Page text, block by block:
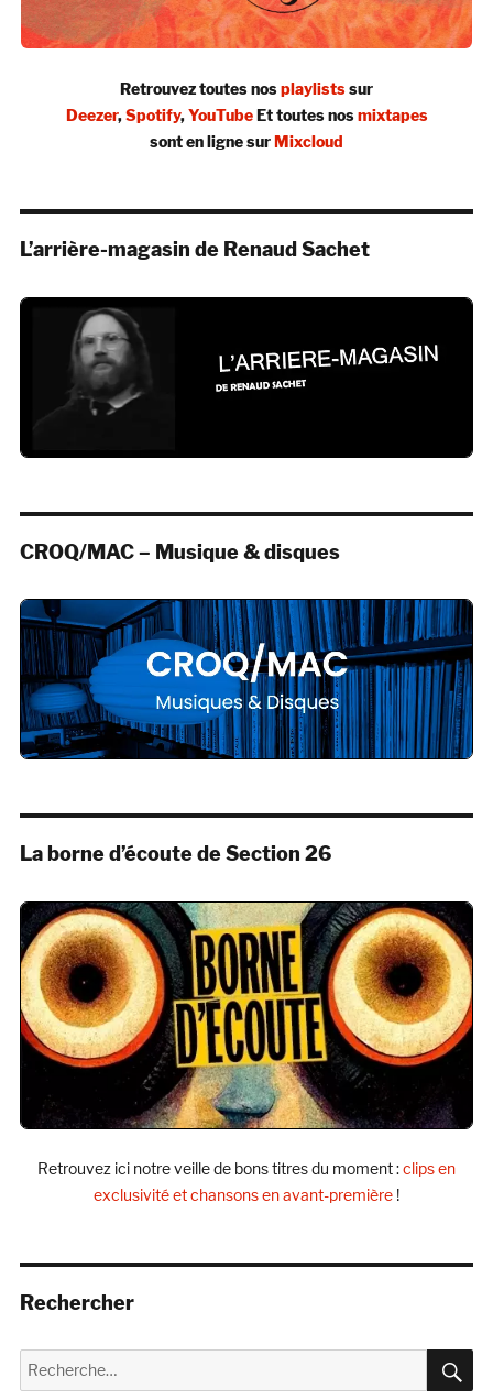
Retrouvez toutes nosplaylistssur
Deezer,Spotify,YouTubeEt toutes nosmixtapes
sont en ligne surMixcloud
L’arrière-magasin de Renaud Sachet
CROQ/MAC – Musique & disques
La borne d’écoute de Section 26
Retrouvez ici notre veille de bons titres du moment :clips en
exclusivité et chansons en avant-première !
Rechercher
Recherche
pour :